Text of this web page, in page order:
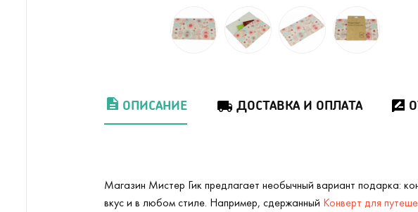
ОПИСАНИЕ ДОСТАВКА И ОПЛАТА
Магазин Мистер Гик предлагает необычный вариант подарка:
вкус и в любом стиле. Например, сдержанный Конверт для